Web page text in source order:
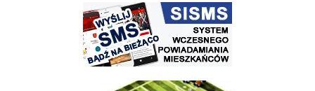
link do strony systemu wczesnego ostrzegania mieszkańców SISMS
link do opisu projektu Wielickie Orliki